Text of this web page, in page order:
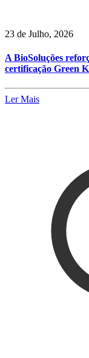
23 de Julho, 2026
A BioSoluções
certificação Green
Ler Mais